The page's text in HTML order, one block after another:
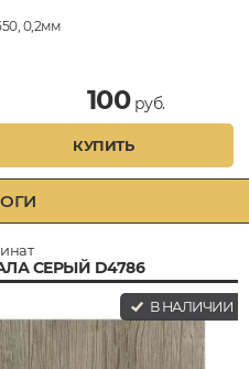
0,2мм
100руб.
КУПИТЬ
СЕРЫЙ D4786
В НАЛИЧИИ